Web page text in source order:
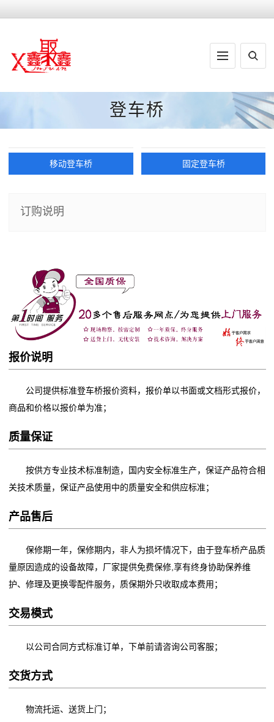
登车桥
移动登车桥 固定登车桥
订购说明
报价说明
公司提供标准登车桥报价资料，报价单以书面或文档形式报价，
商品和价格以报价单为准；
质量保证
按供方专业技术标准制造，国内安全标准生产，保证产品符合相
关技术质量，保证产品使用中的质量安全和供应标准；
产品售后
保修期一年，保修期内，非人为损坏情况下，由于登车桥产品质
量原因造成的设备故障，厂家提供免费保修,享有终身协助保养维
护、修理及更换零配件服务，质保期外只收取成本费用；
交易模式
以公司合同方式标准订单，下单前请咨询公司客服；
交货方式
物流托运、送货上门；